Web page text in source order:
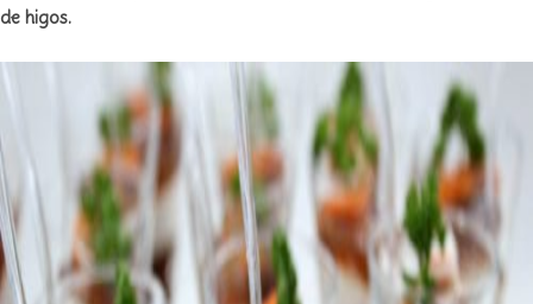
de higos.